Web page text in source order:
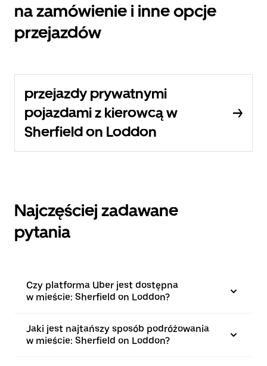
na zamówienie i inne opcje
przejazdów
przejazdy prywatnymi
pojazdami z kierowcą w
Sherfield on Loddon
Najczęściej zadawane
pytania
Czy platforma Uber jest dostępna
w mieście: Sherfield on Loddon?
Jaki jest najtańszy sposób podróżowania
w mieście: Sherfield on Loddon?